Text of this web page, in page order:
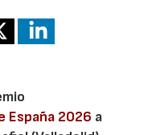
España 2026 a